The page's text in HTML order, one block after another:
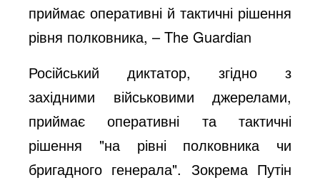
приймає оперативні й тактичні рішення
рівня полковника, – The Guardian
Російський диктатор, згідно з
західними військовими джерелами,
приймає оперативні та тактичні
рішення "на рівні полковника чи
бригадного генерала". Зокрема Путін